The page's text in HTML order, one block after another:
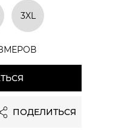
3XL
ПОДЕЛИТЬСЯ